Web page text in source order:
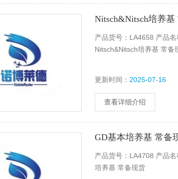
Nitsch&Nitsch培养基
产品货号：LA4658 产品
Nitsch&Nitsch培养基 常备
更新时间： 2025-07-16
查看详细介绍
GD基本培养基 常备
产品货号：LA4708 产品
培养基 常备现货